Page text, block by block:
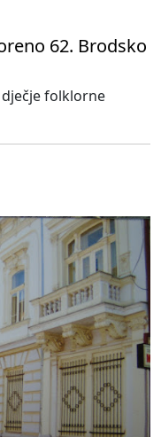
62. Brodsko
dječje folklorne